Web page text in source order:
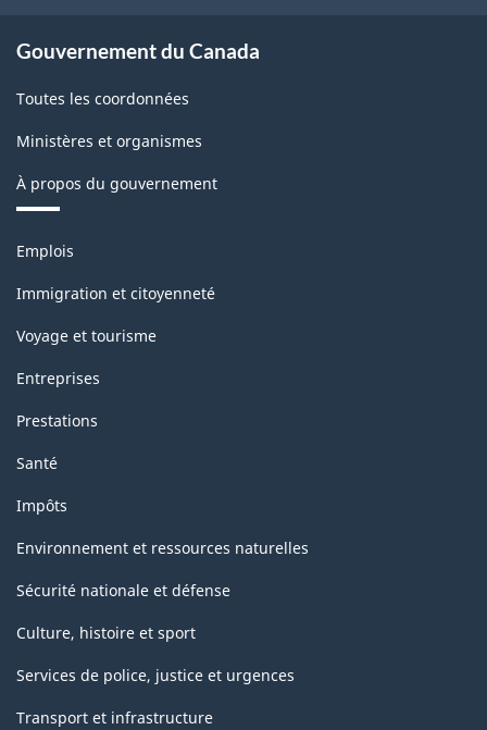
des
(IPPI)
-
de
la
classification
Gouvernement du Canada
Toutes les coordonnées
Ministères et organismes
À propos du gouvernement
Thèmes
sujets
Emplois
Immigration et citoyenneté
Voyage et tourisme
Entreprises
Prestations
Santé
Impôts
Environnement et ressources naturelles
Sécurité nationale et défense
Culture, histoire et sport
Services de police, justice et urgences
Transport et infrastructure